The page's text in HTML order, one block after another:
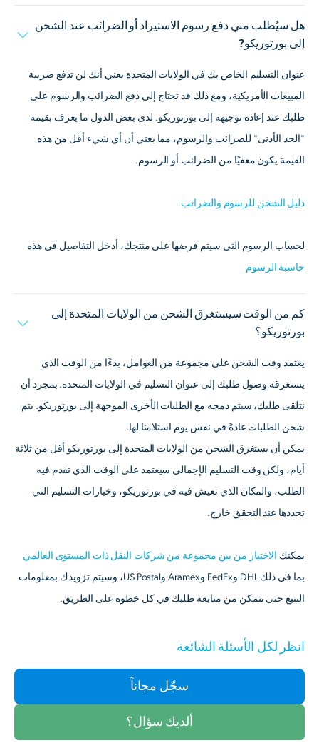
هل سيُطلب مني دفع رسوم الاستيراد أو الضرائب عند الشحن
إلى بورتوريكو?
عنوان التسليم الخاص بك في الولايات المتحدة يعني أنك لن تدفع ضريبة
المبيعات الأمريكية، ومع ذلك قد تحتاج إلى دفع الضرائب والرسوم على
طلبك عند إعادة توجيهه إلى بورتوريكو. لدى بعض الدول ما يعرف بقيمة
"الحد الأدنى" للضرائب والرسوم، مما يعني أن أي شيء أقل من هذه
القيمة يكون معفيًا من الضرائب أو الرسوم.
دليل الشحن للرسوم والضرائب
لحساب الرسوم التي سيتم فرضها على منتجك، أدخل التفاصيل في هذه
حاسبة الرسوم
كم من الوقت سيستغرق الشحن من الولايات المتحدة إلى
بورتوريكو؟
يعتمد وقت الشحن على مجموعة من العوامل، بدءًا من الوقت الذي
يستغرقه وصول طلبك إلى عنوان التسليم في الولايات المتحدة. بمجرد أن
نتلقى طلبك، سيتم دمجه مع الطلبات الأخرى الموجهة إلى بورتوريكو. يتم
شحن الطلبات عادةً في نفس يوم استلامنا لها.
يمكن أن يستغرق الشحن من الولايات المتحدة إلى بورتوريكو أقل من ثلاثة
أيام، ولكن وقت التسليم الإجمالي سيعتمد على الوقت الذي تقدم فيه
الطلب، والمكان الذي تعيش فيه في بورتوريكو، وخيارات التسليم التي
تحددها عند التحقق خارج.
يمكنك الاختيار من بين مجموعة من شركات النقل ذات المستوى العالمي
بما في ذلك DHL وFedEx وAramex وUS Postal، وسيتم تزويدك بمعلومات
التتبع حتى تتمكن من متابعة طلبك في كل خطوة على الطريق.
انظر لكل الأسئلة الشائعة
سجّل مجاناً
ألديك سؤال؟